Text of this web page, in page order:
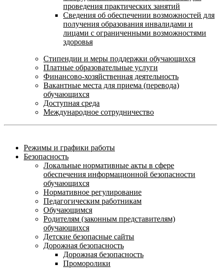
проведения практических занятий
Сведения об обеспечении возможностей для
получения образования инвалидами и
лицами с ограниченными возможностями
здоровья
Стипендии и меры поддержки обучающихся
Платные образовательные услуги
Финансово-хозяйственная деятельность
Вакантные места для приема (перевода)
обучающихся
Доступная среда
Международное сотрудничество
Режимы и графики работы
Безопасность
Локальные нормативные акты в сфере
обеспечения информационной безопасности
обучающихся
Нормативное регулирование
Педагогическим работникам
Обучающимся
Родителям (законным представителям)
обучающихся
Детские безопасные сайты
Дорожная безопасность
Дорожная безопасность
Проморолики